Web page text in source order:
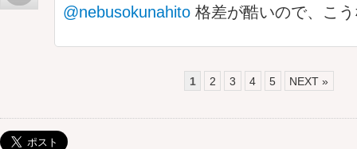
@nebusokunahito 格差が酷いので、こ
1 2 3 4 5 NEXT »